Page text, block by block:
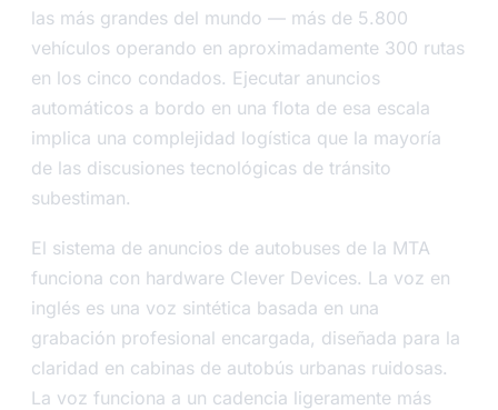
las más grandes del mundo — más de 5.800
vehículos operando en aproximadamente 300 rutas
en los cinco condados. Ejecutar anuncios
automáticos a bordo en una flota de esa escala
implica una complejidad logística que la mayoría
de las discusiones tecnológicas de tránsito
subestiman.
El sistema de anuncios de autobuses de la MTA
funciona con hardware Clever Devices. La voz en
inglés es una voz sintética basada en una
grabación profesional encargada, diseñada para la
claridad en cabinas de autobús urbanas ruidosas.
La voz funciona a un cadencia ligeramente más